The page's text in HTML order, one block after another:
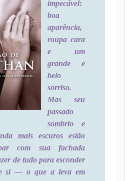
impecável:
boa
aparência,
roupa cara
e um
grande e
belo
sorriso.
Mas seu
passado
sombrio e
mais escuros estão
com sua fachada
de tudo para esconder
si — o que a leva em